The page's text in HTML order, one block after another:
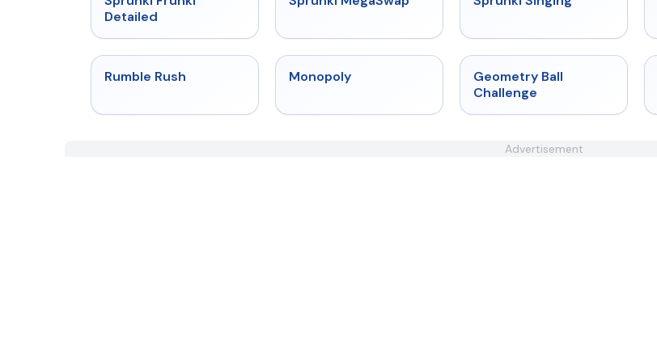
Detailed
Rumble Rush Monopoly
Geometry Ball
Challenge
Advertisement